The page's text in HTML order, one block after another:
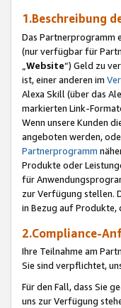
1.Beschreibung
Das Partnerprogramm
(nur verfügbar für
Website“) Geld zu
ist, einer anderen im
Alexa Skill (über das
markierten Link-
Wenn unsere Kunden
angeboten werden,
Partnerprogramm
Produkte oder
für
zur Verfügung stellen.
in Bezug auf Produkte,
2.Compliance-
Ihre Teilnahme am
Sie sind verpflichtet,
Für den Fall, dass Sie
uns zur Verfügung